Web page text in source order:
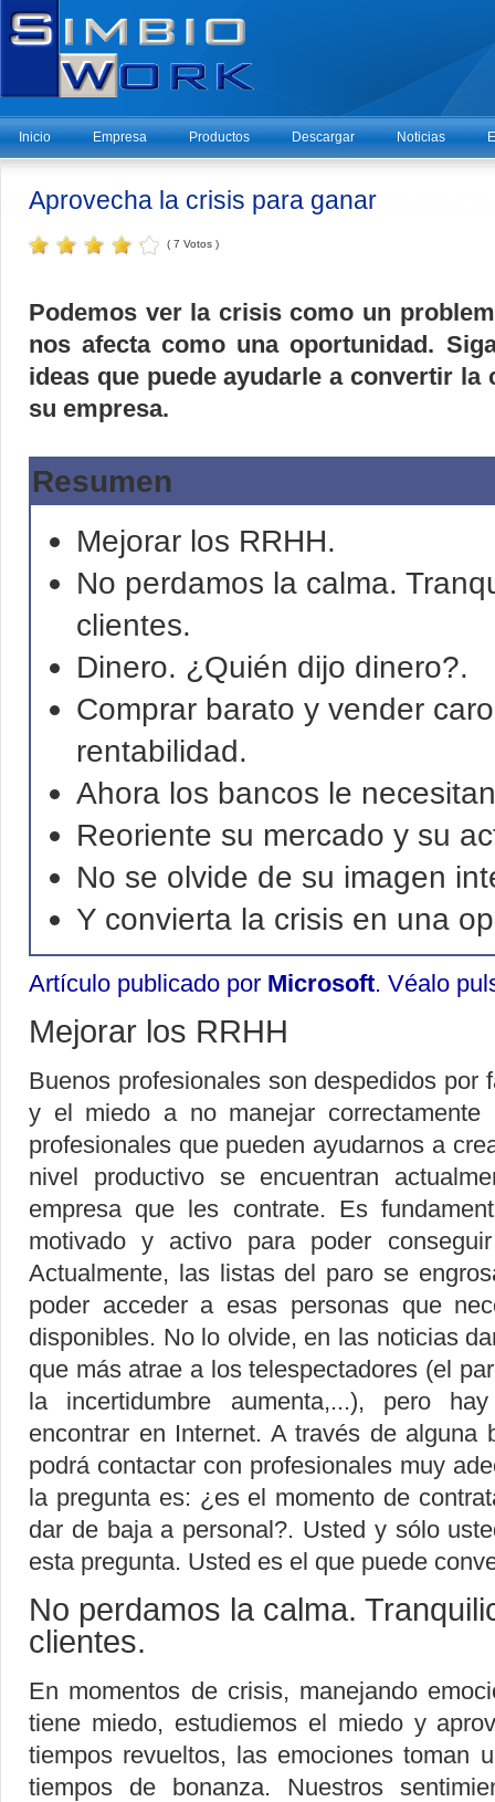
Inicio Empresa Productos Descargar Noticias
Aprovecha la crisis para ganar
( 7 Votos )
Podemos ver la crisis como un
nos afecta como una oportunidad.
ideas que puede ayudarle a convertir
su empresa.
Resumen
Mejorar los RRHH.
No perdamos la calma.
clientes.
Dinero. ¿Quién dijo dinero?.
Comprar barato y vender
rentabilidad.
Ahora los bancos le
Reoriente su mercado y su
No se olvide de su imagen
Y convierta la crisis en una
Artículo publicado por Microsoft. Véalo
Mejorar los RRHH
Buenos profesionales son despedidos por
y el miedo a no manejar
profesionales que pueden ayudarnos a
nivel productivo se encuentran
empresa que les contrate. Es
motivado y activo para poder
Actualmente, las listas del paro se
poder acceder a esas personas que
disponibles. No lo olvide, en las noticias
que más atrae a los telespectadores (el
la incertidumbre aumenta,...), pero
encontrar en Internet. A través de alguna
podrá contactar con profesionales muy
la pregunta es: ¿es el momento de
dar de baja a personal?. Usted y sólo
esta pregunta. Usted es el que puede
No perdamos la calma.
clientes.
En momentos de crisis, manejando
tiene miedo, estudiemos el miedo y
tiempos revueltos, las emociones toman
tiempos de bonanza. Nuestros